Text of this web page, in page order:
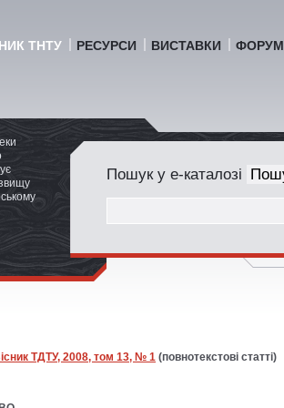
ТНТУ РЕСУРСИ ВИСТАВКИ ФОРУМ
Пошук у е-каталозі
ТДТУ, 2008, том 13, № 1 (повнотекстові статті)